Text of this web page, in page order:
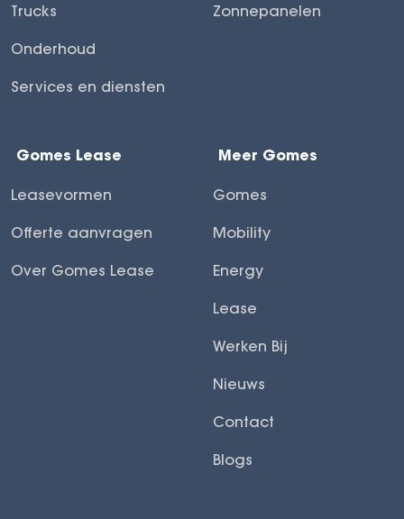
Trucks
Onderhoud
Services en diensten
Zonnepanelen
Gomes Lease
Leasevormen
Offerte aanvragen
Over Gomes Lease
Meer Gomes
Gomes
Mobility
Energy
Lease
Werken Bij
Nieuws
Contact
Blogs